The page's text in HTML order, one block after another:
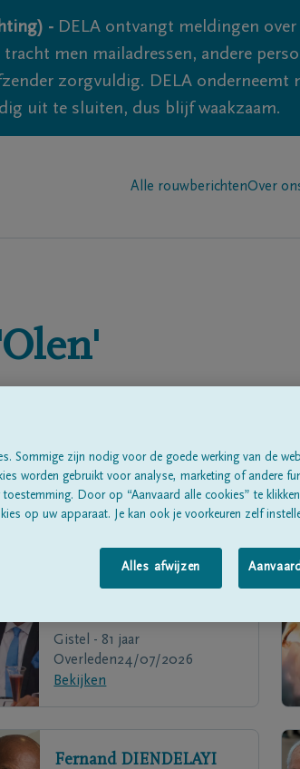
- DELA ontvangt meldingen
men mailadressen, andere
zorgvuldig. DELA onderneemt
uit te sluiten, dus blijf waakzaam.
Alle rouwberichtenOver
Herbert MANGODT
Gistel - 81 jaar
Overleden24/07/2026
Bekijken
Fernand DIENDELAYI
Sommige zijn nodig voor de goede werking van de
worden gebruikt voor analyse, marketing of andere
Door op “Aanvaard alle cookies” te
op uw apparaat. Je kan ook je voorkeuren zelf
Alles afwijzen